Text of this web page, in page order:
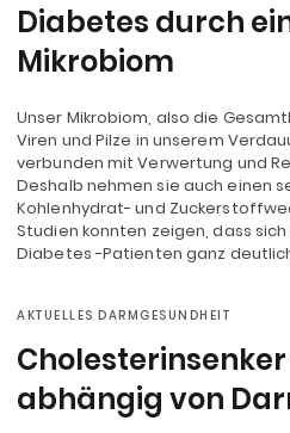
Diabetes durch
Mikrobiom
Unser Mikrobiom, also die
Viren und Pilze in unserem
verbunden mit Verwertung und
Deshalb nehmen sie auch einen
Kohlenhydrat- und
Studien konnten zeigen, dass
Diabetes -Patienten ganz
AKTUELLES DARMGESUNDHEIT
abhängig von